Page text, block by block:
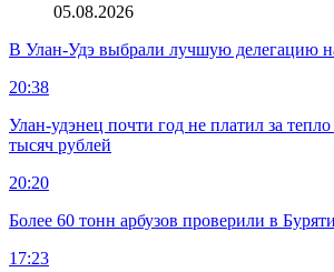
05.08.2026
В Улан-Удэ выбрали лучшую делегацию
20:38
Улан-удэнец почти год не платил за
тысяч рублей
20:20
Более 60 тонн арбузов проверили в
17:23